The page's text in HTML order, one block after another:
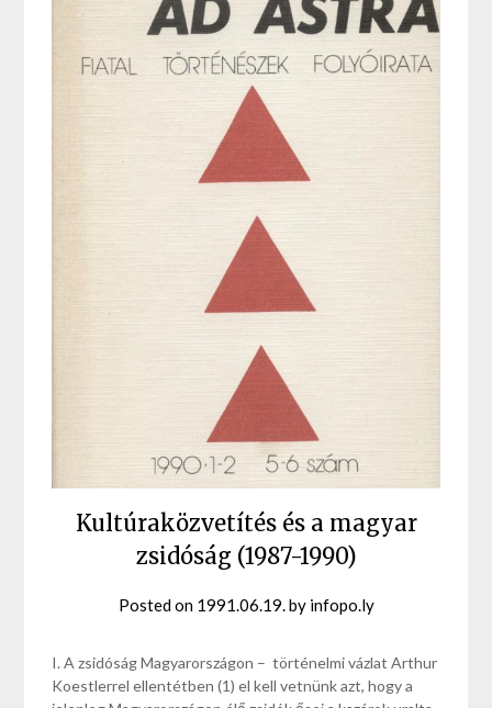
Kultúraközvetítés és a magyar
zsidóság (1987-1990)
Posted on 1991.06.19.by infopo.ly
I. A zsidóság Magyarországon – történelmi vázlat Arthur
Koestlerrel ellentétben (1) el kell vetnünk azt, hogy a